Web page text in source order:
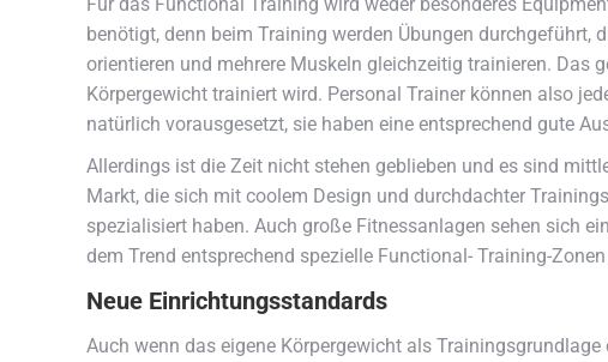
benötigt, denn beim Training werden Übungen
orientieren und mehrere Muskeln gleichzeitig trainieren. Das
Körpergewicht trainiert wird. Personal Trainer können also
natürlich vorausgesetzt, sie haben eine entsprechend gute
Allerdings ist die Zeit nicht stehen geblieben und es sind
Markt, die sich mit coolem Design und durchdachter
spezialisiert haben. Auch große Fitnessanlagen sehen sich
dem Trend entsprechend spezielle Functional- Training-
Neue Einrichtungsstandards
Auch wenn das eigene Körpergewicht als